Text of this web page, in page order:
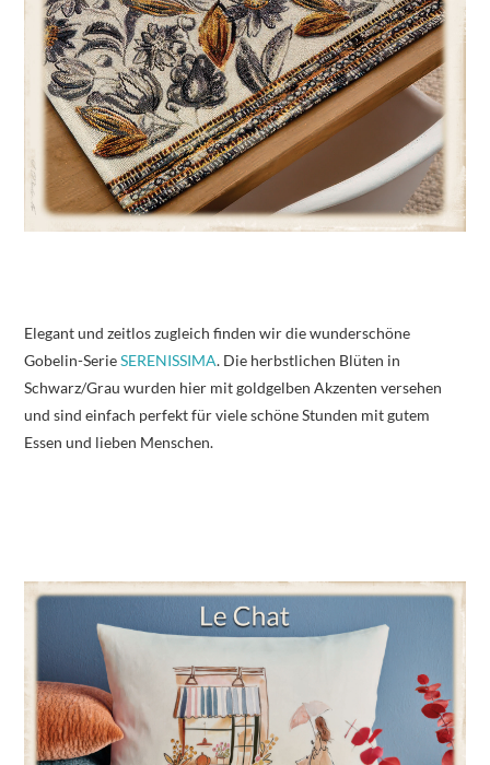
Elegant und zeitlos zugleich finden wir die wunderschöne
Gobelin-SerieSERENISSIMA. Die herbstlichen Blüten in
Schwarz/Grau wurden hier mit goldgelben Akzenten versehen
und sind einfach perfekt für viele schöne Stunden mit gutem
Essen und lieben Menschen.